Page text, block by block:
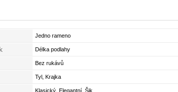
Jedno rameno
Délka podlahy
Bez rukávů
Tyl, Krajka
Klasický, Elegantní, Šik